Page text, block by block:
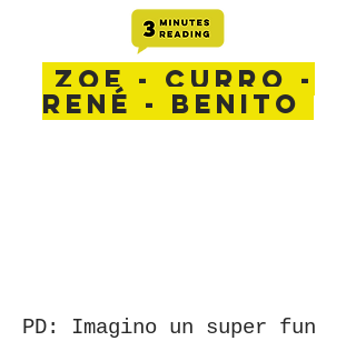
zoe - curro -
rené - benito
PD: Imagino un super fun